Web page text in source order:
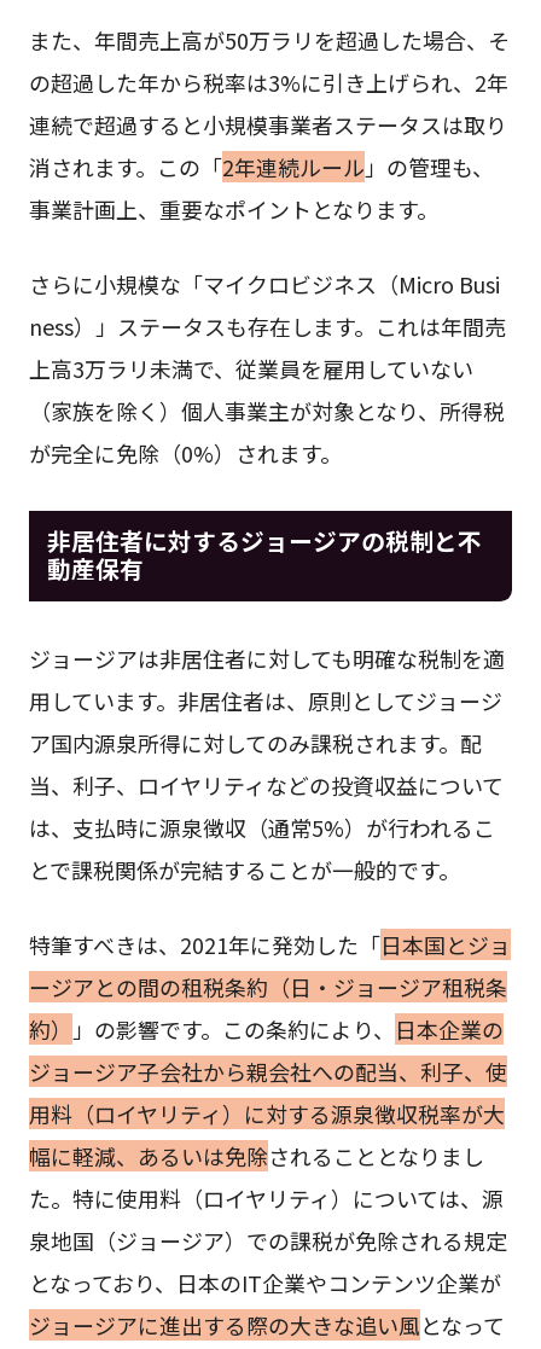
また、年間売上高が50万ラリを超過した場合、そ
の超過した年から税率は3%に引き上げられ、2年
連続で超過すると小規模事業者ステータスは取り
消されます。この「2年連続ルール 」の管理も、
事業計画上、重要なポイントとなります。
さらに小規模な「マイクロビジネス（Micro Busi
ness）」ステータスも存在します。これは年間売
上高3万ラリ未満で、従業員を雇用していない
（家族を除く）個人事業主が対象となり、所得税
が完全に免除（0%）されます。
非居住者に対するジョージアの税制と不
動産保有
ジョージアは非居住者に対しても明確な税制を適
用しています。非居住者は、原則としてジョージ
ア国内源泉所得に対してのみ課税されます。配
当、利子、ロイヤリティなどの投資収益について
は、支払時に源泉徴収（通常5%）が行われるこ
とで課税関係が完結することが一般的です。
特筆すべきは、2021年に発効した「日本国とジョ
ージアとの間の租税条約（日・ジョージア租税条
約）
」の影響です。この条約により、
日本企業の
ジョージア子会社から親会社への配当、利子、使
用料（ロイヤリティ）に対する源泉徴収税率が大
幅に軽減、あるいは免除されることとなりまし
た。特に使用料（ロイヤリティ）については、源
泉地国（ジョージア）での課税が免除される規定
となっており、日本のIT企業やコンテンツ企業が
ジョージアに進出する際の大きな追い風となって